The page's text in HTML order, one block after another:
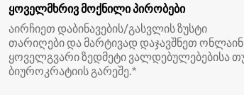
ყოველმხრივ მოქნილი პირობები
აირჩიეთ დაბინავების/გასვლის ზუსტი
თარიღები და მარტივად დაჯავშნეთ
ყოველგვარი ზედმეტი ვალდებულებებისა
ბიუროკრატიის გარეშე.*